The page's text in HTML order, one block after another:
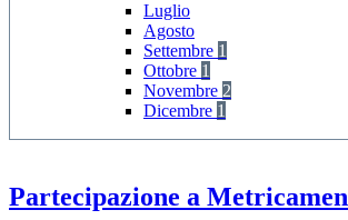
Luglio
Agosto
Settembre 1
Ottobre 1
Novembre 2
Dicembre 1
Partecipazione a